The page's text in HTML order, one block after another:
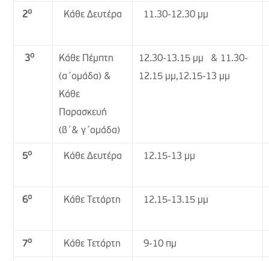
2ο Κάθε Δευτέρα 11.30-12.30 μμ
3ο
Κάθε Πέμπτη
(α΄ομάδα) &
Κάθε
Παρασκευή
(β΄& γ΄ομάδα)
12.30-13.15 μμ & 11.30-
12.15 μμ,12.15-13 μμ
5ο Κάθε Δευτέρα 12.15-13 μμ
6ο Κάθε Τετάρτη 12.15-13.15 μμ
7ο Κάθε Τετάρτη 9-10 πμ